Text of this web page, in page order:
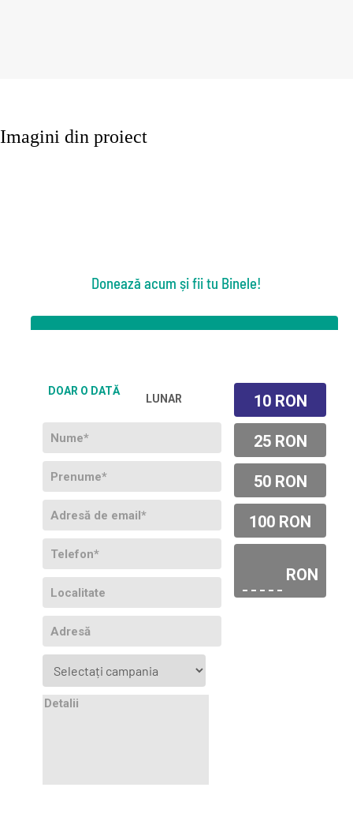
Imagini din proiect
Donează acum și fii tu Binele!
DOAR O DATĂ
LUNAR 10 RON
25 RON
50 RON
100 RON
RON